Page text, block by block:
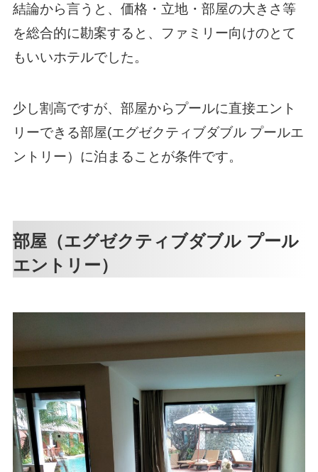
結論から言うと、価格・立地・部屋の大きさ等
を総合的に勘案すると、ファミリー向けのとて
もいいホテルでした。
少し割高ですが、部屋からプールに直接エント
リーできる部屋(エグゼクティブダブル プールエ
ントリー）に泊まることが条件です。
部屋（エグゼクティブダブル プール
エントリー）